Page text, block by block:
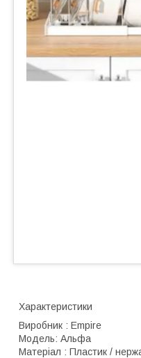
Характеристики
Виробник : Empire
Модель: Альфа
Матеріал : Пластик /